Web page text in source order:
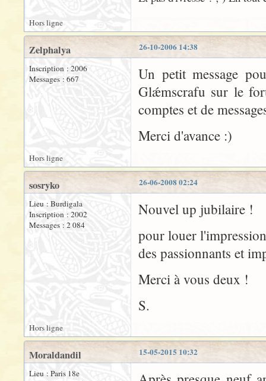
Hors ligne
26-10-2006 14:38
Zelphalya
Inscription : 2006
Messages : 667
Un petit message
Glǽmscrafu sur le
comptes et de
Merci d'avance :)
Hors ligne
26-06-2008 02:24
sosryko
Lieu : Burdigala
Inscription : 2002
Messages : 2 084
Nouvel up jubilaire !
pour louer
des passionnants et
Merci à vous deux !
S.
Hors ligne
15-05-2015 10:32
Moraldandil
Lieu : Paris 18e